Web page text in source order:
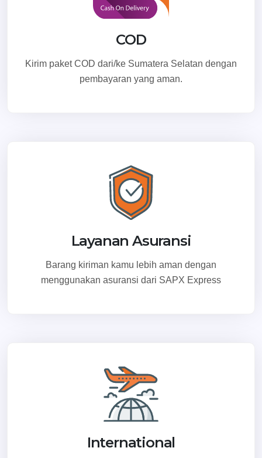
COD
Kirim paket COD dari/ke Sumatera Selatan dengan
pembayaran yang aman.
Layanan Asuransi
Barang kiriman kamu lebih aman dengan
menggunakan asuransi dari SAPX Express
International